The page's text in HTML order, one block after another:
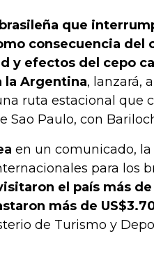
que
consecuencia del
y efectos del cepo
la Argentina, lanzará,
ruta estacional que
Sao Paulo, con
en un comunicado,
para los
el país más
más de
de Turismo y